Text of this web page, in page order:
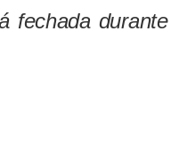
fechada